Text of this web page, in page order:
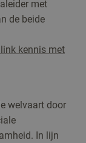
met
de beide
kennis met
welvaart door
In lijn